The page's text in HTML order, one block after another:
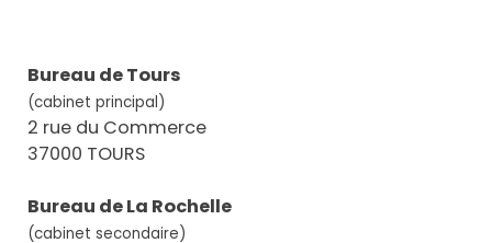
Bureau de Tours
(cabinet principal)
2 rue du Commerce
37000 TOURS
Bureau de La Rochelle
(cabinet secondaire)